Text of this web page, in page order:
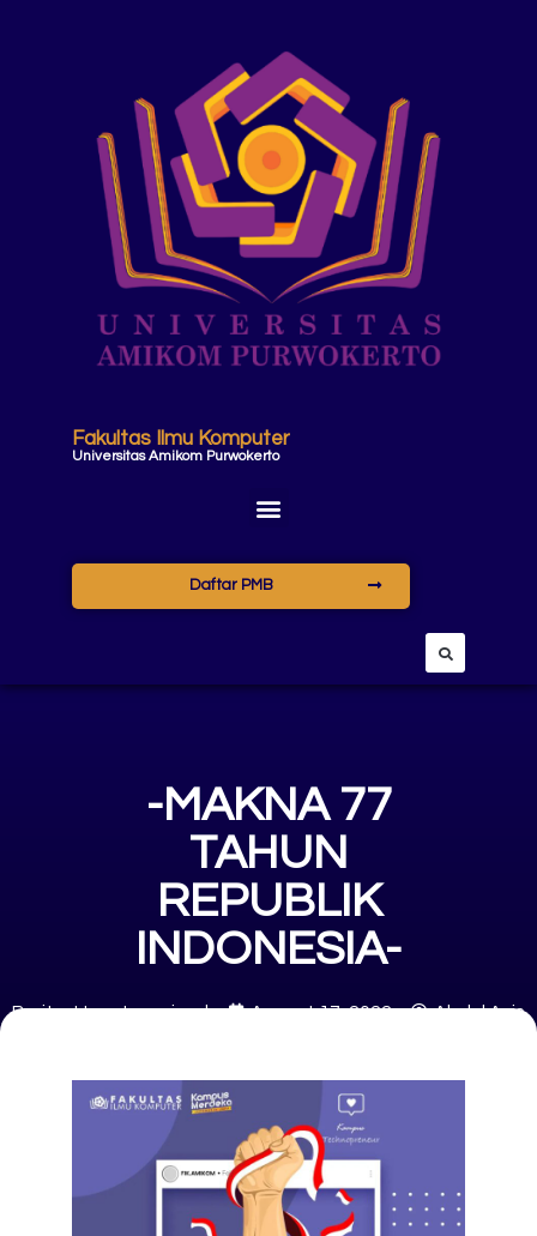
Fakultas Ilmu Komputer
Universitas Amikom Purwokerto
Daftar PMB
-MAKNA 77
TAHUN
REPUBLIK
INDONESIA-
Berita,Uncategorized August 17, 2022 Abdul Azis